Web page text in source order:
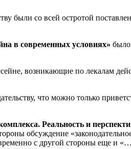
были со всей остротой
в современных условиях»
возникающие по лекалам
что можно только
Реальность и
обсуждение
с другой стороны еще и «…